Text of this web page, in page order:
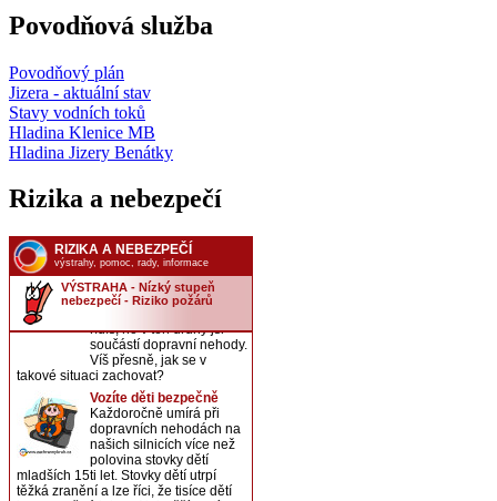
Povodňová služba
Povodňový plán
Jizera - aktuální stav
Stavy vodních toků
Hladina Klenice MB
Hladina Jizery Benátky
Rizika a nebezpečí